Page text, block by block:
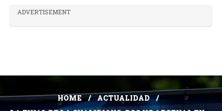
ADVERTISEMENT
HOME
ACTUALIDAD